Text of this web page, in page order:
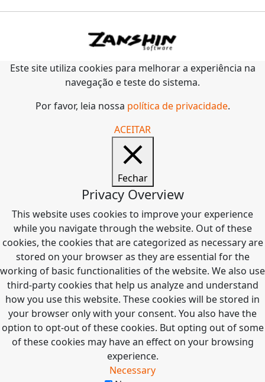
Este site utiliza cookies para melhorar a experiência na
navegação e teste do sistema.
Por favor, leia nossa política de privacidade.
ACEITAR
Fechar
Privacy Overview
This website uses cookies to improve your experience
while you navigate through the website. Out of these
cookies, the cookies that are categorized as necessary are
stored on your browser as they are essential for the
working of basic functionalities of the website. We also use
third-party cookies that help us analyze and understand
how you use this website. These cookies will be stored in
your browser only with your consent. You also have the
option to opt-out of these cookies. But opting out of some
of these cookies may have an effect on your browsing
experience.
Necessary